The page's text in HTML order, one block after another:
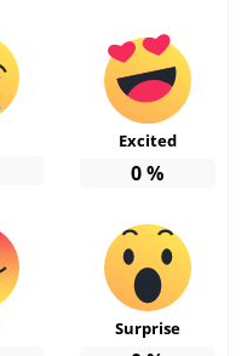
Excited
0%
Surprise